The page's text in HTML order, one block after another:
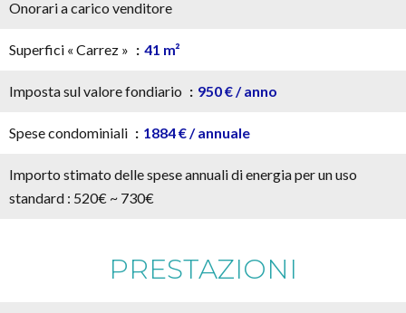
Onorari a carico venditore
Superfici « Carrez » 41 m²
Imposta sul valore fondiario 950 € / anno
Spese condominiali 1884 € / annuale
Importo stimato delle spese annuali di energia per un uso
standard : 520€ ~ 730€
PRESTAZIONI